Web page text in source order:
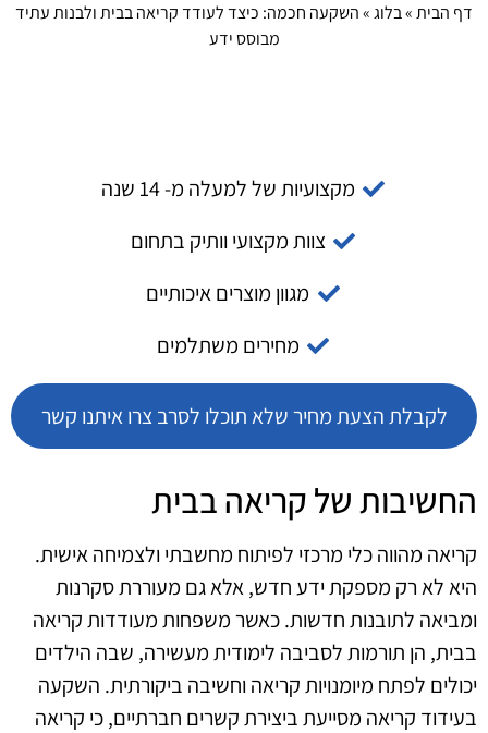
דף הבית»בלוג»השקעה חכמה: כיצד לעודד קריאה בבית ולבנות עתיד
מבוסס ידע
מקצועיות של למעלה מ- 14 שנה
צוות מקצועי וותיק בתחום
מגוון מוצרים איכותיים
מחירים משתלמים
לקבלת הצעת מחיר שלא תוכלו לסרב צרו איתנו קשר
החשיבות של קריאה בבית
קריאה מהווה כלי מרכזי לפיתוח מחשבתי ולצמיחה אישית.
היא לא רק מספקת ידע חדש, אלא גם מעוררת סקרנות
ומביאה לתובנות חדשות. כאשר משפחות מעודדות קריאה
בבית, הן תורמות לסביבה לימודית מעשירה, שבה הילדים
יכולים לפתח מיומנויות קריאה וחשיבה ביקורתית. השקעה
בעידוד קריאה מסייעת ביצירת קשרים חברתיים, כי קריאה